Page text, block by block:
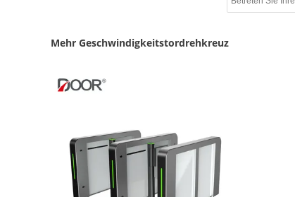
Mehr Geschwindigkeitstordrehkreuz